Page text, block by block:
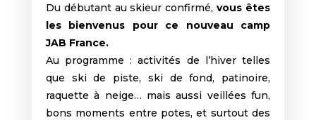
Du débutant au skieur confirmé,vous êtes
les bienvenus pour ce nouveau camp
JAB France.
Au programme : activités de l’hiver telles
que ski de piste, ski de fond, patinoire,
raquette à neige… mais aussi veillées fun,
bons moments entre potes, et surtout des